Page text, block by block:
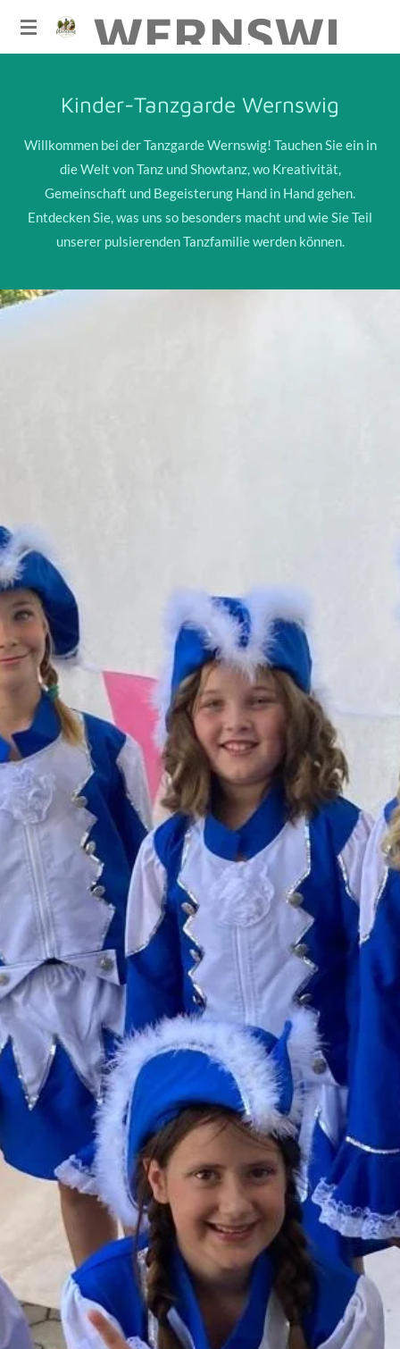
Zum
Kinder-Tanzgarde Wernswig
Willkommen bei der Tanzgarde Wernswig! Tauchen Sie ein in
die Welt von Tanz und Showtanz, wo Kreativität,
Gemeinschaft und Begeisterung Hand in Hand gehen.
Entdecken Sie, was uns so besonders macht und wie Sie Teil
unserer pulsierenden Tanzfamilie werden können.